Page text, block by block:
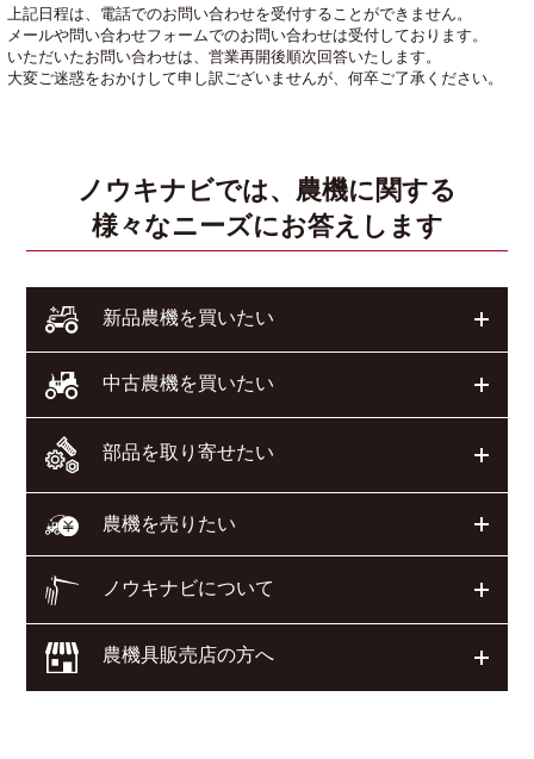
上記日程は、電話でのお問い合わせを受付することができません。
メールや問い合わせフォームでのお問い合わせは受付しております。
いただいたお問い合わせは、営業再開後順次回答いたします。
大変ご迷惑をおかけして申し訳ございませんが、何卒ご了承ください。
ノウキナビでは、農機に関する
様々なニーズにお答えします
新品農機を買いたい
中古農機を買いたい
部品を取り寄せたい
農機を売りたい
ノウキナビについて
農機具販売店の方へ